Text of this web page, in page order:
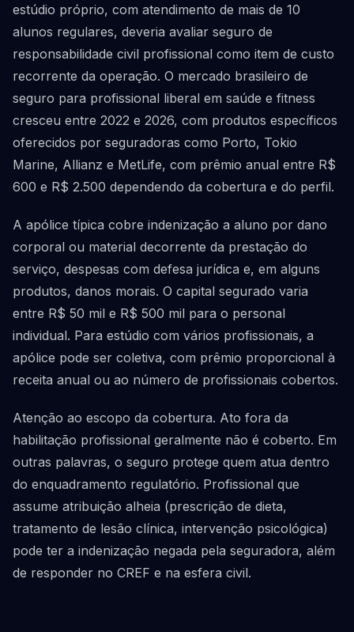
estúdio próprio, com atendimento de mais de 10
alunos regulares, deveria avaliar seguro de
responsabilidade civil profissional como item de custo
recorrente da operação. O mercado brasileiro de
seguro para profissional liberal em saúde e fitness
cresceu entre 2022 e 2026, com produtos específicos
oferecidos por seguradoras como Porto, Tokio
Marine, Allianz e MetLife, com prêmio anual entre R$
600 e R$ 2.500 dependendo da cobertura e do perfil.
A apólice típica cobre indenização a aluno por dano
corporal ou material decorrente da prestação do
serviço, despesas com defesa jurídica e, em alguns
produtos, danos morais. O capital segurado varia
entre R$ 50 mil e R$ 500 mil para o personal
individual. Para estúdio com vários profissionais, a
apólice pode ser coletiva, com prêmio proporcional à
receita anual ou ao número de profissionais cobertos.
Atenção ao escopo da cobertura. Ato fora da
habilitação profissional geralmente não é coberto. Em
outras palavras, o seguro protege quem atua dentro
do enquadramento regulatório. Profissional que
assume atribuição alheia (prescrição de dieta,
tratamento de lesão clínica, intervenção psicológica)
pode ter a indenização negada pela seguradora, além
de responder no CREF e na esfera civil.